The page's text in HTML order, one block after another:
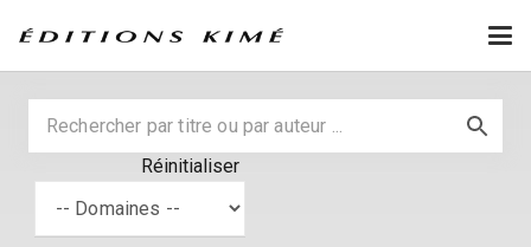
Réinitialiser